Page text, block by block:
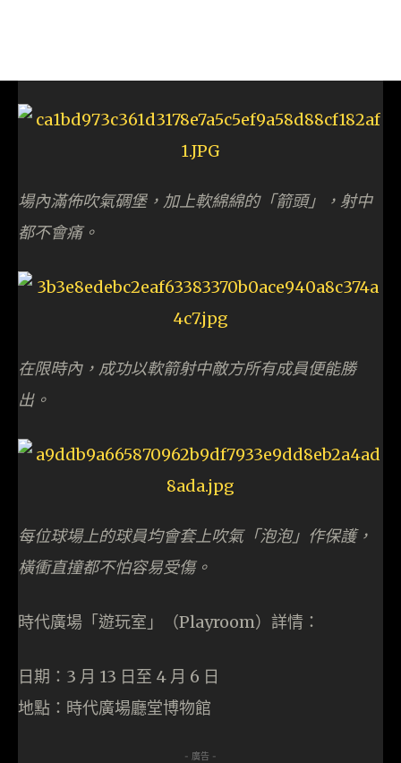
場內滿佈吹氣碉堡，加上軟綿綿的「箭頭」，射中
都不會痛。
在限時內，成功以軟箭射中敵方所有成員便能勝
出。
每位球場上的球員均會套上吹氣「泡泡」作保護，
橫衝直撞都不怕容易受傷。
時代廣場「遊玩室」（Playroom）詳情：
日期：3 月 13 日至 4 月 6 日
地點：時代廣場廳堂博物館
- 廣告 -